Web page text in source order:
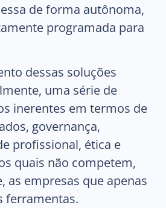
de forma autônoma,
programada para
dessas soluções
uma série de
inerentes em termos de
governança,
profissional, ética e
quais não competem,
as empresas que apenas
ferramentas.